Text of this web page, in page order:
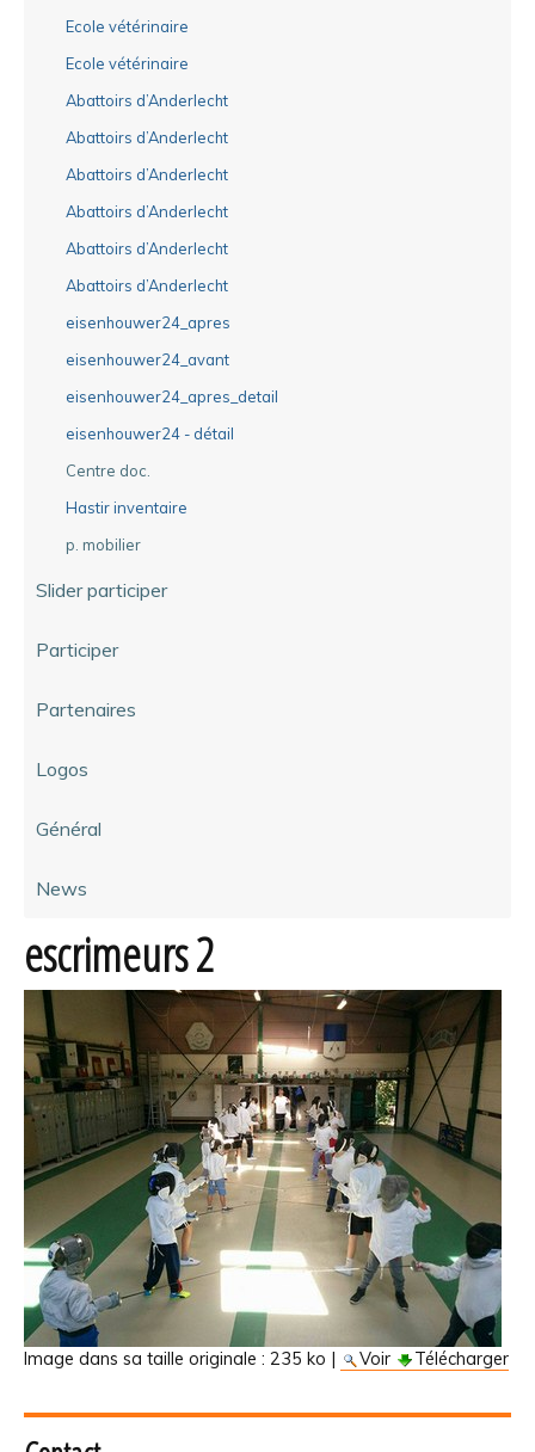
Ecole vétérinaire
Ecole vétérinaire
Abattoirs d’Anderlecht
Abattoirs d’Anderlecht
Abattoirs d’Anderlecht
Abattoirs d’Anderlecht
Abattoirs d’Anderlecht
Abattoirs d’Anderlecht
eisenhouwer24_apres
eisenhouwer24_avant
eisenhouwer24_apres_detail
eisenhouwer24 - détail
Centre doc.
Hastir inventaire
p. mobilier
Slider participer
Participer
Partenaires
Logos
Général
News
escrimeurs 2
Image dans sa taille originale : 235 ko | Voir Télécharger